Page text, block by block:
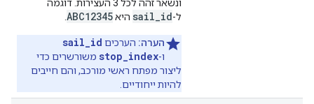
ונשאר זהה לכל 3 העצירות. דוגמה
ל-sail_id היאABC12345
הערה: הערכים sail_id
ו-stop_index משורשרים כדי
ליצור מפתח ראשי מורכב, והם חייבים
להיות ייחודיים.